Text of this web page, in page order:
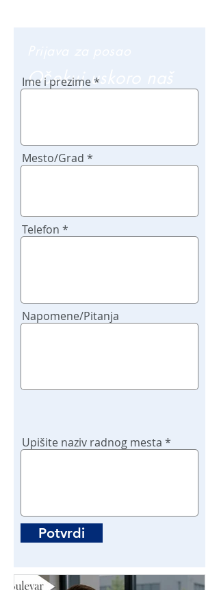
Očekuj uskoro naš
Ime i prezime
Mesto/Grad
Telefon
Napomene/Pitanja
Upišite naziv radnog mesta
Potvrdi